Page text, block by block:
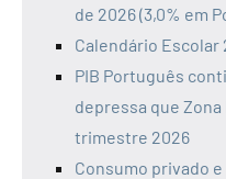
de 2026 (3,0% em
Calendário Escolar
PIB Português
depressa que Zona
trimestre 2026
Consumo privado